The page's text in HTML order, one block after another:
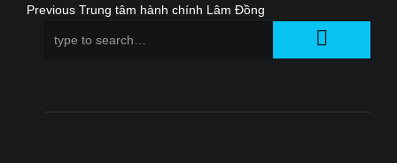
Điều
Previous Previous
Trung tâm hành chính Lâm Đồng